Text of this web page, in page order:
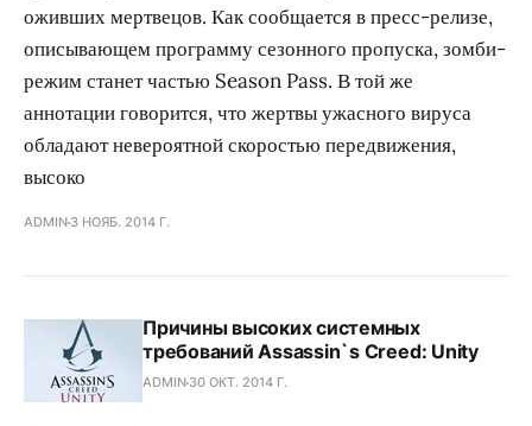
оживших мертвецов. Как сообщается в пресс-релизе,
описывающем программу сезонного пропуска, зомби-
режим станет частью Season Pass. В той же
аннотации говорится, что жертвы ужасного вируса
обладают невероятной скоростью передвижения,
высоко
ADMIN 3 НОЯБ. 2014 Г.
Причины высоких системных
требований Assassin`s Creed: Unity
ADMIN 30 ОКТ. 2014 Г.